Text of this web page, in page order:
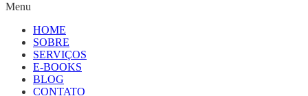
Menu
HOME
SOBRE
SERVIÇOS
E-BOOKS
BLOG
CONTATO